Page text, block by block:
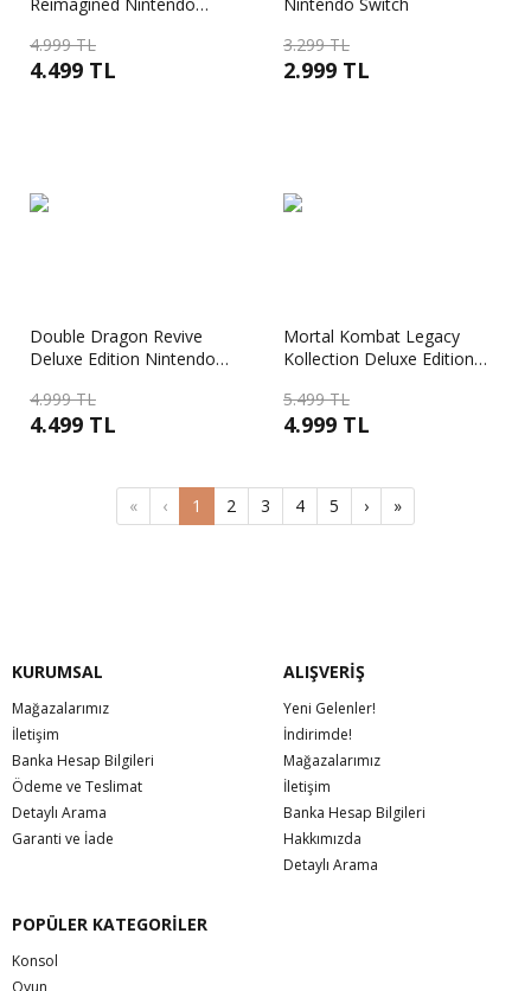
4.999 TL
4.499 TL
3.299 TL
2.999 TL
Double Dragon Revive
Deluxe Edition Nintendo
4.999 TL
4.499 TL
Mortal Kombat Legacy
Kollection Deluxe Edition
5.499 TL
4.999 TL
« ‹ 1 2 3 4 5 › »
KURUMSAL
Mağazalarımız
İletişim
Banka Hesap Bilgileri
Ödeme ve Teslimat
Detaylı Arama
Garanti ve İade
ALIŞVERİŞ
Yeni Gelenler!
İndirimde!
Mağazalarımız
İletişim
Banka Hesap Bilgileri
Hakkımızda
Detaylı Arama
POPÜLER KATEGORİLER
Konsol
Oyun